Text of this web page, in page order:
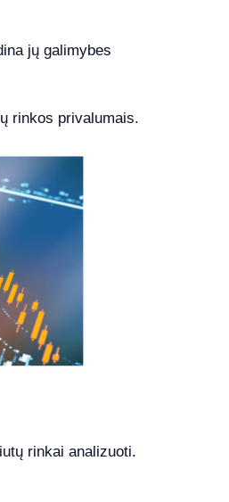
jų galimybes
rinkos privalumais.
rinkai analizuoti.